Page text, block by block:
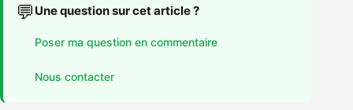
💬 Une question sur cet article ?
Poser ma question en commentaire
Nous contacter